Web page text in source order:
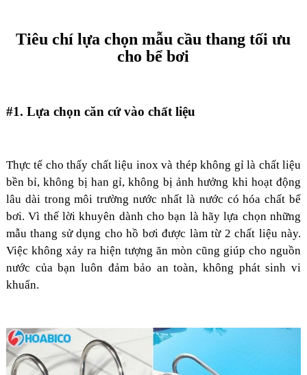
Tiêu chí lựa chọn mẫu cầu thang tối ưu
cho bể bơi
#1. Lựa chọn căn cứ vào chất liệu
Thực tế cho thấy chất liệu inox và thép không gỉ là chất liệu
bền bỉ, không bị han gỉ, không bị ảnh hưởng khi hoạt động
lâu dài trong môi trường nước nhất là nước có hóa chất bể
bơi. Vì thế lời khuyên dành cho bạn là hãy lựa chọn những
mẫu thang sử dụng cho hồ bơi được làm từ 2 chất liệu này.
Việc không xảy ra hiện tượng ăn mòn cũng giúp cho nguồn
nước của bạn luôn đảm bảo an toàn, không phát sinh vi
khuẩn.